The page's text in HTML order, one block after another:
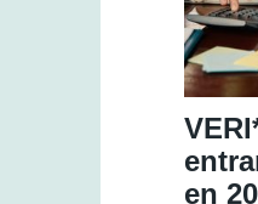
en